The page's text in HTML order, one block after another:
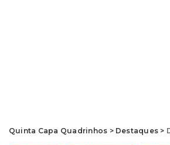
Quinta Capa Quadrinhos > Destaques >